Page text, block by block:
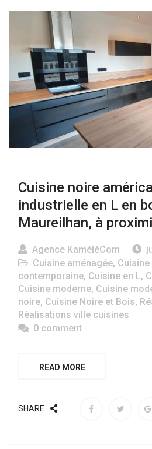
Cuisine noire
industrielle en L en
Maureilhan, à
Agence KaméléCom
Cuisine aménagée,
contemporaine, Cuisine en L,
Cuisine moderne, Cuisine
noire, Cuisine Noire et Bois,
Réalisations ville cuisines
0 comment
READ MORE
SHARE